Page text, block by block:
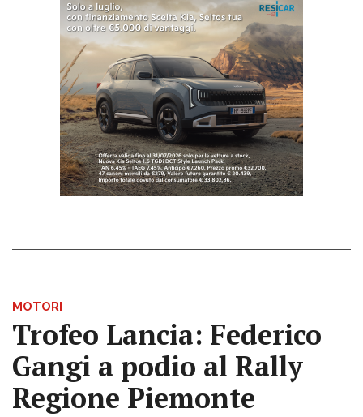
MOTORI
Trofeo Lancia: Federico
Gangi a podio al Rally
Regione Piemonte